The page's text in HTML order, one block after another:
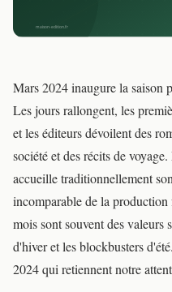
Mars 2024 inaugure la saison
Les jours rallongent, les
et les éditeurs dévoilent des
société et des récits de
accueille traditionnellement
incomparable de la
mois sont souvent des valeurs
d'hiver et les blockbusters
2024 qui retiennent notre